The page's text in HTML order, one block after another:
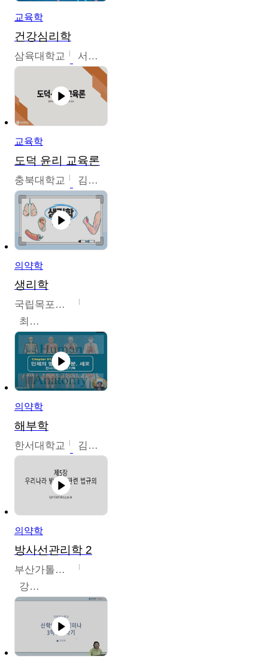
교육학
건강심리학
삼육대학교 서경현
교육학
도덕 윤리 교육론
충북대학교 김연숙
의약학
생리학
국립목포대학교
최소은
의약학
해부학
한서대학교 김기복
의약학
방사선관리학 2
부산가톨릭대학교
강연희